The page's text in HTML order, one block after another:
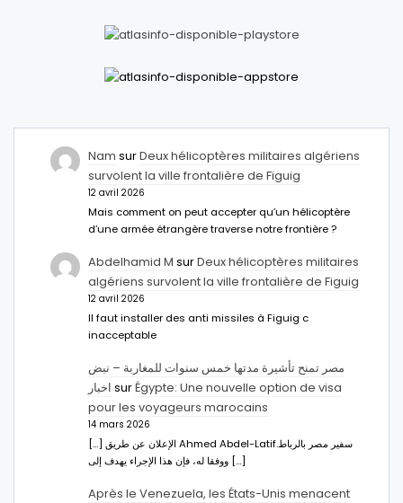
Nam surDeux hélicoptères militaires algériens
survolent la ville frontalière de Figuig
12 avril 2026
Mais comment on peut accepter qu’un hélicoptère
d’une armée étrangère traverse notre frontière ?
Abdelhamid M surDeux hélicoptères militaires
algériens survolent la ville frontalière de Figuig
12 avril 2026
Il faut installer des anti missiles à Figuig c
inacceptable
مصر تمنح تأشيرة مدتها خمس سنوات للمغاربة – نبض
اخبار surÉgypte: Une nouvelle option de visa
pour les voyageurs marocains
14 mars 2026
[…] الإعلان عن طريق Ahmed Abdel-Latifسفير مصر بالرباط.
ووفقا له، فإن هذا الإجراء يهدف إلى […]
Après le Venezuela, les États-Unis menacent